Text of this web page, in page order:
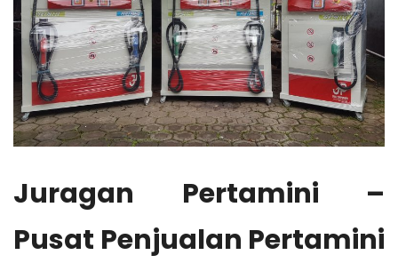
Juragan Pertamini –
Pusat Penjualan Pertamini